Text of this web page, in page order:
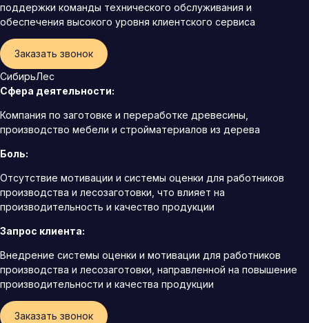
поддержки команды технического обслуживания и
обеспечения высокого уровня клиентского сервиса
Заказать звонок
СибирьЛес
Сфера деятельности:
Компания по заготовке и переработке древесины,
производство мебели и стройматериалов из дерева
Боль:
Отсутствие мотивации и системы оценки для работников
производства и лесозаготовки, что влияет на
производительность и качество продукции
Запрос клиента:
Внедрение системы оценки и мотивации для работников
производства и лесозаготовки, направленной на повышение
производительности и качества продукции
Заказать звонок